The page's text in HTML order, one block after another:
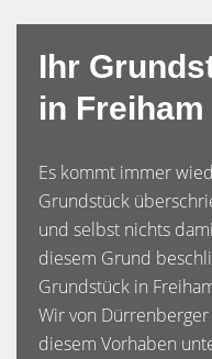
Ihr
in Freiham
Es kommt immer
Grundstück
und selbst nichts
diesem Grund
Grundstück in
Wir von
diesem Vorhaben